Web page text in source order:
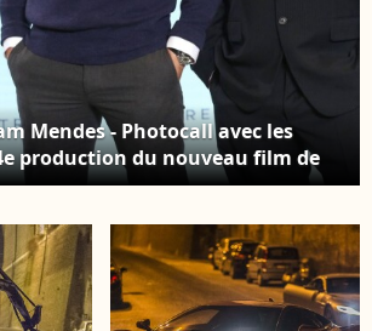
Mendes - Photocall avec les
production du nouveau film de
le 4 décembre 2014